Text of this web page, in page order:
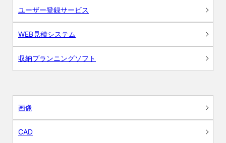
ユーザー登録サービス
WEB見積システム
収納プランニングソフト
画像
CAD